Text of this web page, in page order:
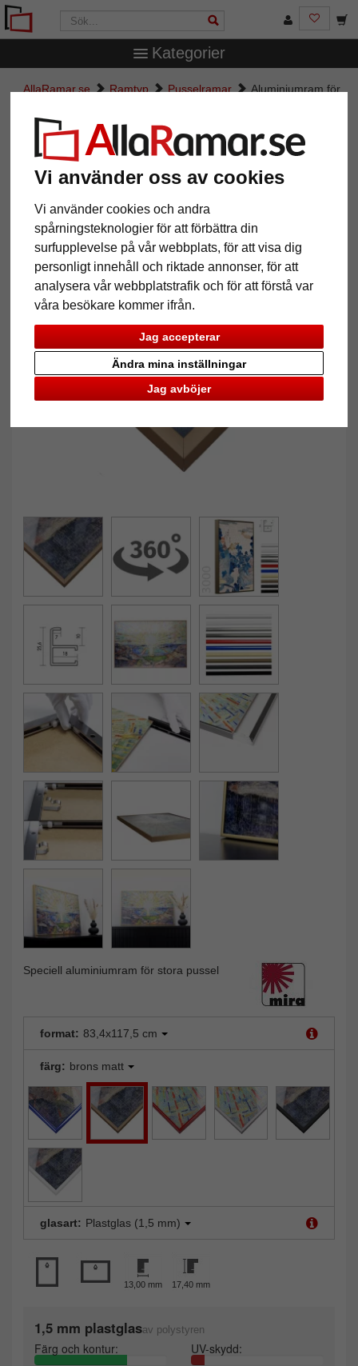
Vi använder oss av cookies
Vi använder cookies och andra
spårningsteknologier för att förbättra din
surfupplevelse på vår webbplats, för att visa dig
personligt innehåll och riktade annonser, för att
analysera vår webbplatstrafik och för att förstå var
våra besökare kommer ifrån.
Jag accepterar
Jag avböjer
Ändra mina inställningar
Kategorier
AllaRamar.se Ramtyp Pusselramar
Aluminiumram för
Aluminiumram för pussel för 3000
delar
Tillbaka
Speciell aluminiumram för stora pussel
format: 83,4x117,5 cm
färg: brons matt
glasart: Plastglas (1,5 mm)
13,00 mm 17,40 mm
1,5 mm plastglasav polystyren
Färg och kontur:
UV-skydd: